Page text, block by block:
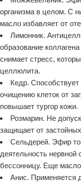
организма в целом. С
масло избавляет от
Лимонник.
образование
снимает стресс,
целлюлита.
Кедр.
очищению клеток от
повышает тургор кожи.
Розмарин. Не
защищает от
Сельдерей. Эфир
деятельность нервной
бессонницу. Еще масло
Анис.